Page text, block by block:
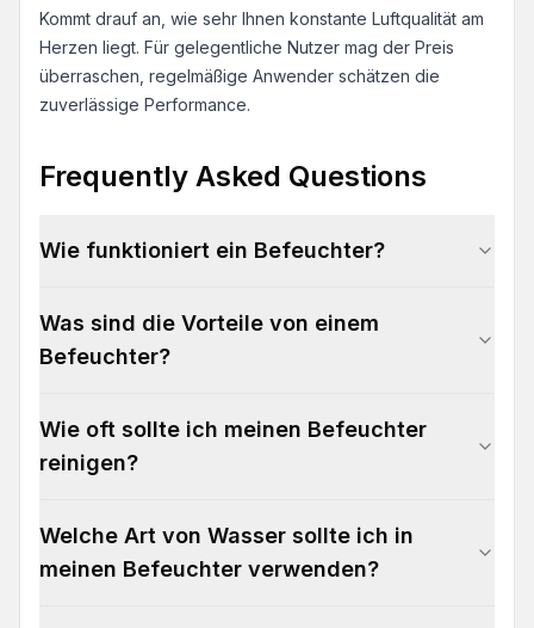
Kommt drauf an, wie sehr Ihnen konstante Luftqualität am
Herzen liegt. Für gelegentliche Nutzer mag der Preis
überraschen, regelmäßige Anwender schätzen die
zuverlässige Performance.
Frequently Asked Questions
Wie funktioniert ein Befeuchter?
Was sind die Vorteile von einem
Befeuchter?
Wie oft sollte ich meinen Befeuchter
reinigen?
Welche Art von Wasser sollte ich in
meinen Befeuchter verwenden?